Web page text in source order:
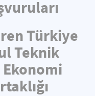
Türkiye
Teknik